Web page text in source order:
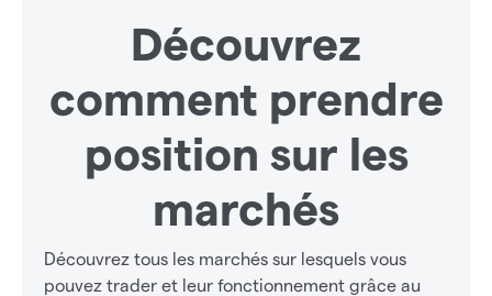
Découvrez
comment prendre
position sur les
marchés
Découvrez tous les marchés sur lesquels vous
pouvez trader et leur fonctionnement grâce au